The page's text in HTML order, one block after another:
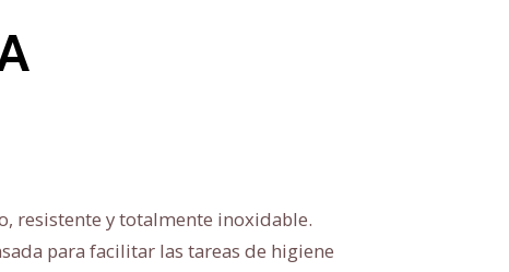
resistente y totalmente inoxidable.
para facilitar las tareas de higiene